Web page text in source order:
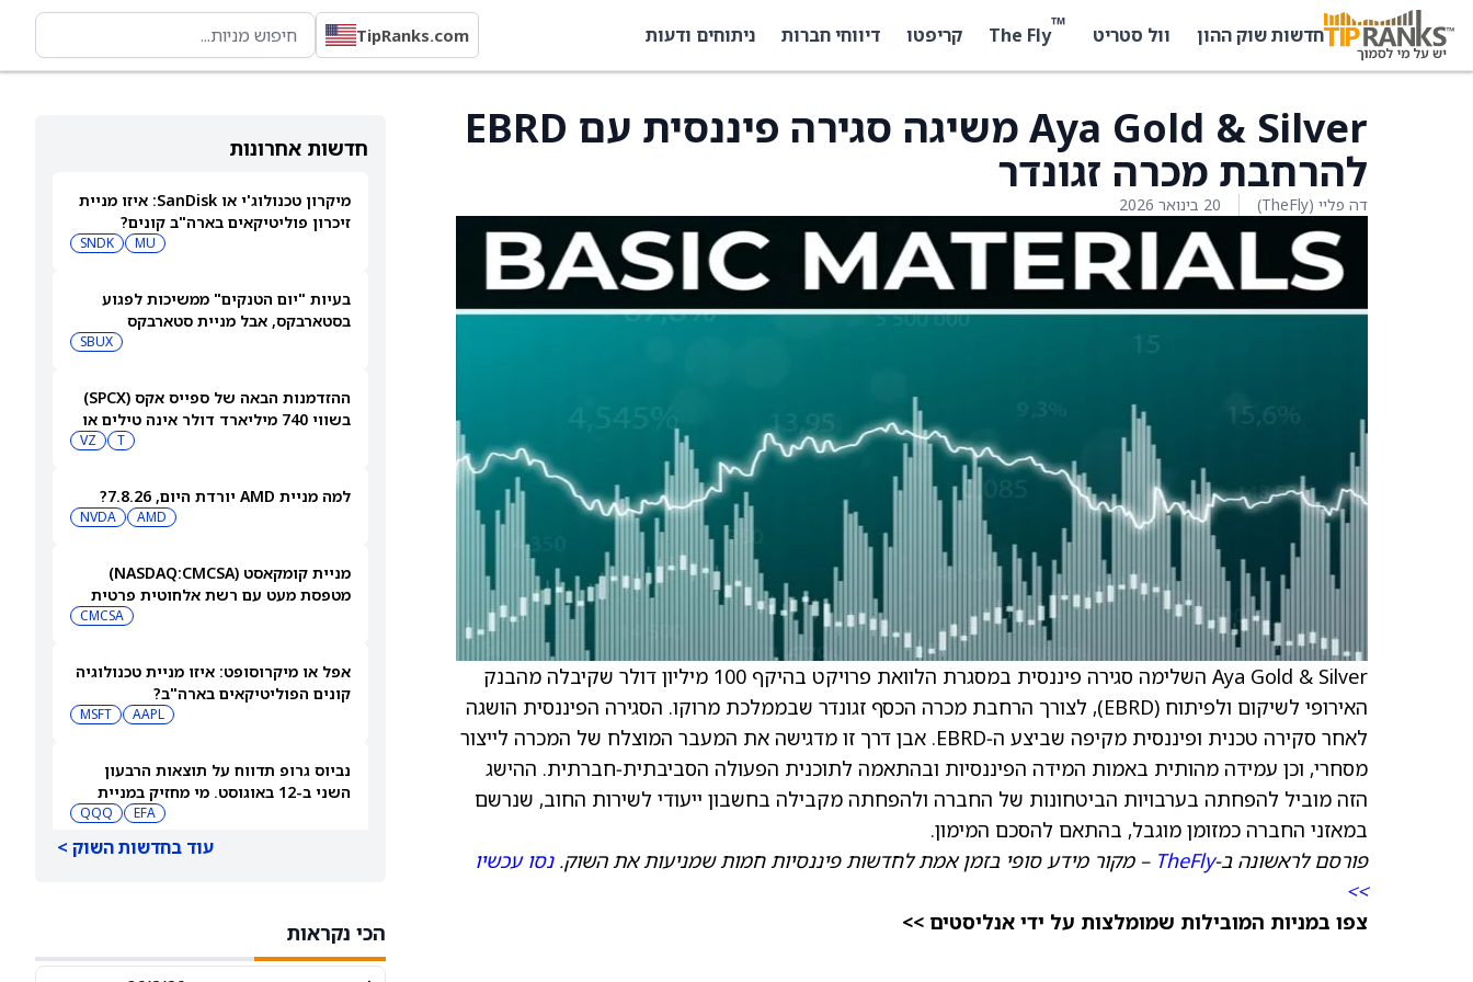
חדשות שוק ההון וול סטריט ™
The Fly קריפטו דיווחי חברות ניתוחים ודעות TipRanks.com
חדשות אחרונות
מיקרון טכנולוג'י או SanDisk: איזו מניית
זיכרון פוליטיקאים בארה"ב קונים?
MU
SNDK
בעיות "יום הטנקים" ממשיכות לפגוע
בסטארבקס, אבל מניית סטארבקס
SBUX
ההזדמנות הבאה של ספייס אקס (SPCX)
בשווי 740 מיליארד דולר אינה טילים או
T
VZ
למה מניית AMD יורדת היום, 7.8.26?
AMD
NVDA
מניית קומקאסט (NASDAQ:CMCSA)
מטפסת מעט עם רשת אלחוטית פרטית
CMCSA
אפל או מיקרוסופט: איזו מניית טכנולוגיה
קונים הפוליטיקאים בארה"ב?
AAPL
MSFT
נביוס גרופ תדווח על תוצאות הרבעון
השני ב-12 באוגוסט. מי מחזיק במניית
EFA
QQQ
ארצ'ר אבייישן תדווח על תוצאות הרבעון
עוד בחדשות השוק >
הכי נקראות
Aya Gold & Silver משיגה סגירה פיננסית עם EBRD
להרחבת מכרה זגונדר
דה פליי (TheFly) 20 בינואר 2026
Aya Gold & Silver השלימה סגירה פיננסית במסגרת הלוואת פרויקט בהיקף 100 מיליון דולר שקיבלה מהבנק
האירופי לשיקום ולפיתוח (EBRD), לצורך הרחבת מכרה הכסף זגונדר שבממלכת מרוקו. הסגירה הפיננסית הושגה
לאחר סקירה טכנית ופיננסית מקיפה שביצע ה‑EBRD. אבן דרך זו מדגישה את המעבר המוצלח של המכרה לייצור
מסחרי, וכן עמידה מהותית באמות המידה הפיננסיות ובהתאמה לתוכנית הפעולה הסביבתית‑חברתית. ההישג
הזה מוביל להפחתה בערבויות הביטחונות של החברה ולהפחתה מקבילה בחשבון ייעודי לשירות החוב, שנרשם
במאזני החברה כמזומן מוגבל, בהתאם להסכם המימון.
פורסם לראשונה ב-TheFly – מקור מידע סופי בזמן אמת לחדשות פיננסיות חמות שמניעות את השוק.נסו עכשיו
>>
צפו במניות המובילות שמומלצות על ידי אנליסטים >>